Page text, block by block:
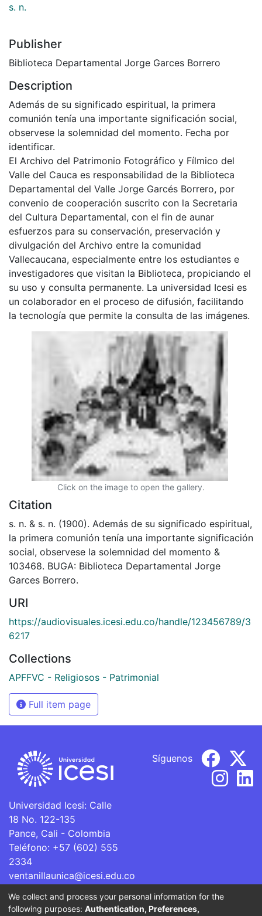
s. n.
Publisher
Biblioteca Departamental Jorge Garces Borrero
Description
Además de su significado espiritual, la primera
comunión tenía una importante significación social,
observese la solemnidad del momento. Fecha por
identificar.
El Archivo del Patrimonio Fotográfico y Fílmico del
Valle del Cauca es responsabilidad de la Biblioteca
Departamental del Valle Jorge Garcés Borrero, por
convenio de cooperación suscrito con la Secretaria
del Cultura Departamental, con el fin de aunar
esfuerzos para su conservación, preservación y
divulgación del Archivo entre la comunidad
Vallecaucana, especialmente entre los estudiantes e
investigadores que visitan la Biblioteca, propiciando el
su uso y consulta permanente. La universidad Icesi es
un colaborador en el proceso de difusión, facilitando
la tecnología que permite la consulta de las imágenes.
Click on the image to open the gallery.
Citation
s. n. & s. n. (1900). Además de su significado espiritual,
la primera comunión tenía una importante significación
social, observese la solemnidad del momento &
103468. BUGA: Biblioteca Departamental Jorge
Garces Borrero.
URI
https://audiovisuales.icesi.edu.co/handle/123456789/3
6217
Collections
APFFVC - Religiosos - Patrimonial
Full item page
Universidad Icesi: Calle
18 No. 122-135
Pance, Cali - Colombia
Teléfono: +57 (602) 555
2334
ventanillaunica@icesi.edu.co
Síguenos
La Universidad Icesi es una Institución de Educación
We collect and process your personal information for the
following purposes: Authentication, Preferences,